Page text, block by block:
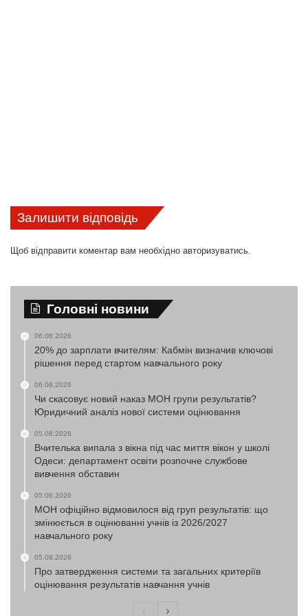
Залишити відповідь
Щоб відправити коментар вам необхідно авторизуватись.
Головні новини
06.08.2026
20% до зарплати вчителям: Кабмін визначив ключові
рішення перед стартом навчального року
06.08.2026
Чи скасовує новий наказ МОН групи результатів?
Юридичний аналіз нової системи оцінювання
05.08.2026
Вчителька випала з вікна під час миття вікон у школі
Одеси: департамент освіти розпочне службове
вивчення обставин
05.08.2026
МОН офіційно відмовилося від груп результатів: що
змінюється в оцінюванні учнів із 2026/2027
навчального року
05.08.2026
Про затвердження системи та загальних критеріїв
оцінювання результатів навчання учнів
ПопередняНаступна